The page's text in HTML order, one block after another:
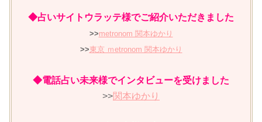
◆占いサイトウラッテ様でご紹介いただきました
>>metronom 関本ゆかり
>>東京 ｍetronom 関本ゆかり
◆電話占い未来様でインタビューを受けました
>>関本ゆかり